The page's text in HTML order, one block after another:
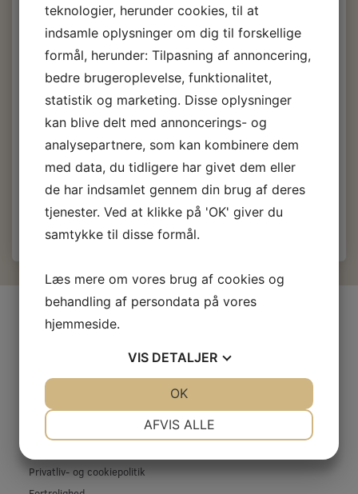
gods gebyr.
Fra: Polynt/Reichhold
Hærder, 500 ml.
163,50 DKKm/Moms
130,80 DKKu/Moms)
Læg i kurv
INFORMATIONER
Prof-Kunde
Fragt og levering
Privatliv- og cookiepolitik
teknologier, herunder cookies, til at
indsamle oplysninger om dig til forskellige
formål, herunder: Tilpasning af annoncering,
bedre brugeroplevelse, funktionalitet,
statistik og marketing. Disse oplysninger
kan blive delt med annoncerings- og
analysepartnere, som kan kombinere dem
med data, du tidligere har givet dem eller
de har indsamlet gennem din brug af deres
tjenester. Ved at klikke på 'OK' giver du
samtykke til disse formål.
Læs mere om vores brug af cookies og
behandling af persondata på vores
hjemmeside.
VIS DETALJER
MARKETING
AFVIS ALLE
OK